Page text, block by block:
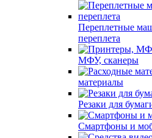
Переплетные
переплета
МФУ, сканеры
материалы
Резаки для
Смартфоны и